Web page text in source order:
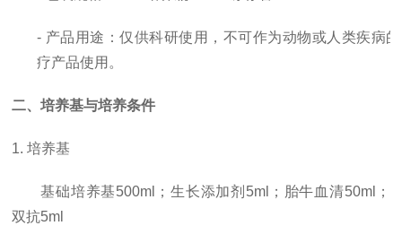
- 产品用途：仅供科研使用， 不可作为动物或人类疾病
疗产品使用。
二、培养基与培养条件
1. 培养基
基础培养基500ml；生长添加剂5ml；胎牛血清50ml；
双抗5ml